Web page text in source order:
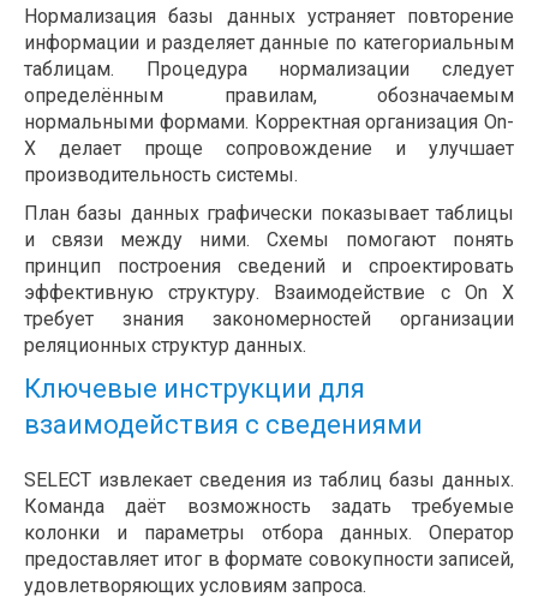
Нормализация базы данных устраняет повторение
информации и разделяет данные по категориальным
таблицам. Процедура нормализации следует
определённым правилам, обозначаемым
нормальными формами. Корректная организация On-
X делает проще сопровождение и улучшает
производительность системы.
План базы данных графически показывает таблицы
и связи между ними. Схемы помогают понять
принцип построения сведений и спроектировать
эффективную структуру. Взаимодействие с On X
требует знания закономерностей организации
реляционных структур данных.
Ключевые инструкции для
взаимодействия с сведениями
SELECT извлекает сведения из таблиц базы данных.
Команда даёт возможность задать требуемые
колонки и параметры отбора данных. Оператор
предоставляет итог в формате совокупности записей,
удовлетворяющих условиям запроса.